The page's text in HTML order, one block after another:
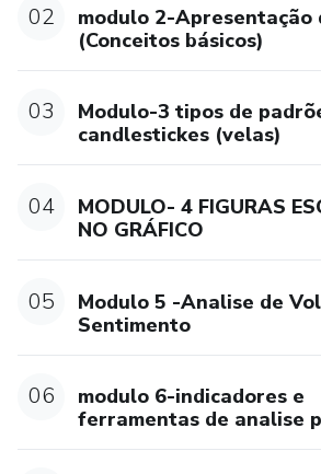
02
modulo 2-Apresentação
(Conceitos básicos)
03
Modulo-3 tipos de
candlestickes (velas)
04
MODULO- 4 FIGURAS
NO GRÁFICO
05
Modulo 5 -Analise de
Sentimento
06
modulo 6-indicadores e
ferramentas de analise